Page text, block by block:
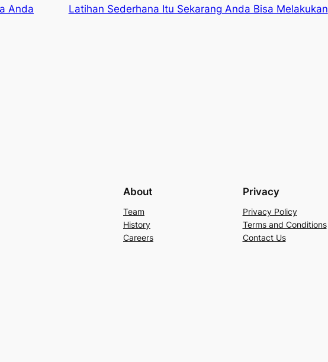
Anda
Latihan Sederhana Itu Sekarang Anda Bisa Melakukan
About
Team
History
Careers
Privacy
Privacy Policy
Terms and Conditions
Contact Us